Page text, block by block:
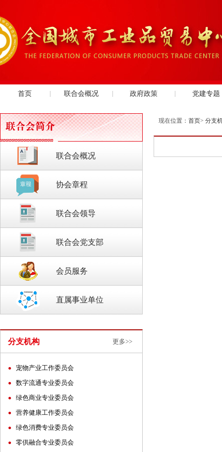
首页 联合会概况 政府政策 党建专题
联合会概况
协会章程
联合会领导
联合会党支部
会员服务
直属事业单位
分支机构 更多>>
● 宠物产业工作委员会
● 数字流通专业委员会
● 绿色商业专业委员会
● 营养健康工作委员会
● 绿色消费专业委员会
● 零供融合专业委员会
现在位置： 首页> 分支